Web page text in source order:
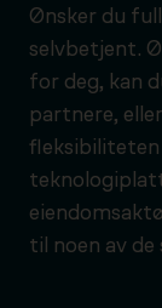
Ønsker du
selvbetjent.
for deg, kan
partnere,
fleksibiliteten
til noen av